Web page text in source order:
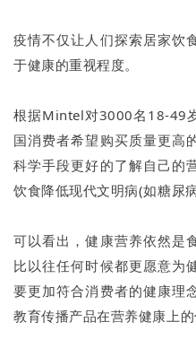
疫情不仅让人们探索居家饮
于健康的重视程度。
根据Mintel对3000名18-49
国消费者希望购买质量更高
科学手段更好的了解自己的
饮食降低现代文明病(如糖尿
可以看出，健康营养依然是
比以往任何时候都更愿意为
要更加符合消费者的健康理
教育传播产品在营养健康上的